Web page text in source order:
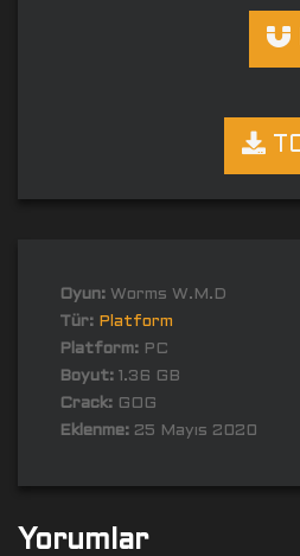
Oyun: Worms W.M.D
Tür: Platform
Platform: PC
Boyut: 1.36 GB
Crack: GOG
Eklenme: 25 Mayıs 2020
Yorumlar